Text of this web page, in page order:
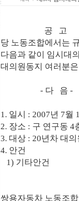
공 고
당 노동조합에서는
다음과 같이 임시대
대의원동지 여러분
- 다 음 -
1. 일시 : 2007년 7월
2. 장소 : 구 연구동 4
3. 대상 : 20년차 대
4. 안건
1) 기타안건
쌍용자동차 노동조